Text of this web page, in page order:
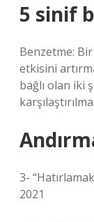
5 sinif
Benzetme:
etkisini
bağlı olan iki
3-
2021